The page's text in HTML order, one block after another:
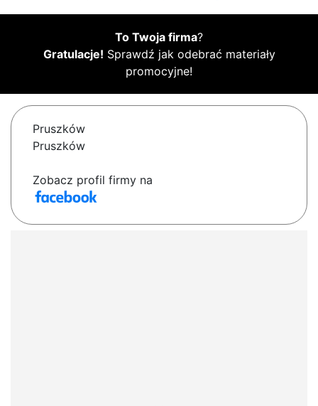
To Twoja firma?
Gratulacje! Sprawdź jak odebrać materiały
promocyjne!
Pruszków
Pruszków
Zobacz profil firmy na